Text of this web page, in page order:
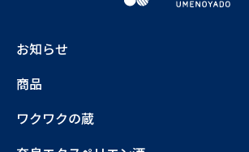
お知らせ
商品
ワクワクの蔵